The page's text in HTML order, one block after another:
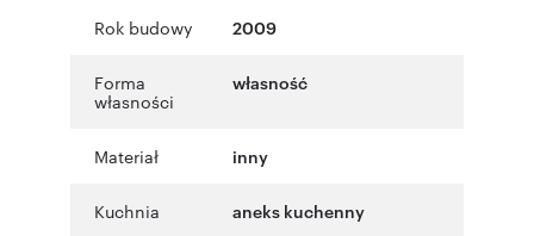
Rok budowy 2009
Forma
własności
własność
Materiał inny
Kuchnia aneks kuchenny